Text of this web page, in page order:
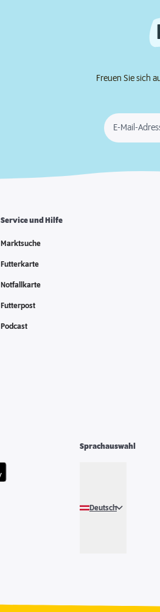
Freuen Sie sich
E-Mail-
Service und Hilfe
Marktsuche
Futterkarte
Notfallkarte
Futterpost
Podcast
Sprachauswahl
Deutsch